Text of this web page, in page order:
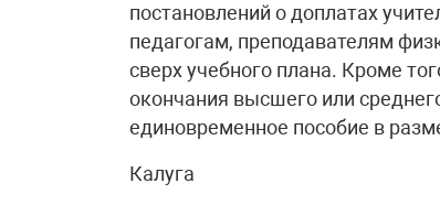
постановлений о доплатах
педагогам, преподавателям
сверх учебного плана. Кроме
окончания высшего или
единовременное пособие в
Калуга